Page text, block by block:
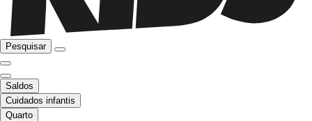
Pesquisar
Saldos
Cuidados infantis
Quarto